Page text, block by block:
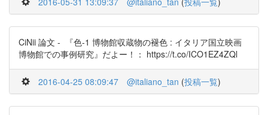
CiNii 論文 - 『色-1 博物館収蔵物の褪色 : イタリア国立映画
博物館での事例研究』だよー！： https://t.co/ICO1EZ4ZQl
2016-04-25 08:09:47 @italiano_tan (投稿一覧)